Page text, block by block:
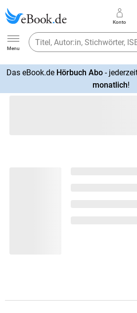
Ebook.de
Menu
Konto
Das eBook.de Hörbuch Abo-
monatlich!